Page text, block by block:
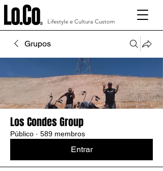
Lifestyle e Cultura Custom
Grupos
Los Condes Group
Público · 589 membros
Entrar